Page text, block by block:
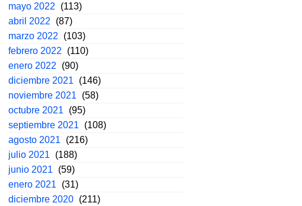
mayo 2022
(113)
abril 2022
(87)
marzo 2022
(103)
febrero 2022
(110)
enero 2022
(90)
diciembre 2021
(146)
noviembre 2021
(58)
octubre 2021
(95)
septiembre 2021
(108)
agosto 2021
(216)
julio 2021
(188)
junio 2021
(59)
enero 2021
(31)
diciembre 2020 (211)